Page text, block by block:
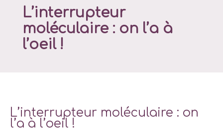
L’interrupteur
moléculaire : on l’a à
l’oeil !
L’interrupteur moléculaire : on
l’a à l’oeil !